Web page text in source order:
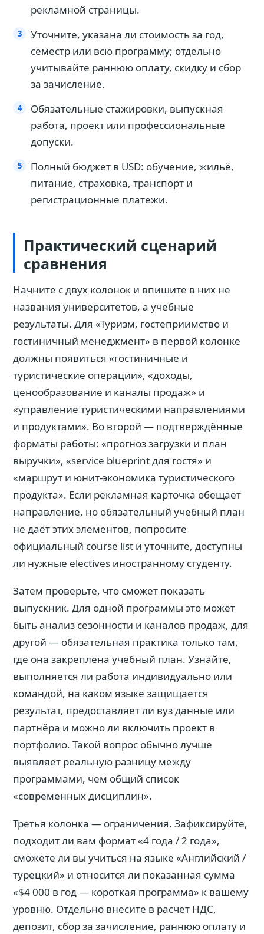
рекламной страницы.
Уточните, указана ли стоимость за год,
семестр или всю программу; отдельно
учитывайте раннюю оплату, скидку и сбор
за зачисление.
Обязательные стажировки, выпускная
работа, проект или профессиональные
допуски.
Полный бюджет в USD: обучение, жильё,
питание, страховка, транспорт и
регистрационные платежи.
Практический сценарий
сравнения
Начните с двух колонок и впишите в них не
названия университетов, а учебные
результаты. Для «Туризм, гостеприимство и
гостиничный менеджмент» в первой колонке
должны появиться «гостиничные и
туристические операции», «доходы,
ценообразование и каналы продаж» и
«управление туристическими направлениями
и продуктами». Во второй — подтверждённые
форматы работы: «прогноз загрузки и план
выручки», «service blueprint для гостя» и
«маршрут и юнит-экономика туристического
продукта». Если рекламная карточка обещает
направление, но обязательный учебный план
не даёт этих элементов, попросите
официальный course list и уточните, доступны
ли нужные electives иностранному студенту.
Затем проверьте, что сможет показать
выпускник. Для одной программы это может
быть анализ сезонности и каналов продаж, для
другой — обязательная практика только там,
где она закреплена учебный план. Узнайте,
выполняется ли работа индивидуально или
командой, на каком языке защищается
результат, предоставляет ли вуз данные или
партнёра и можно ли включить проект в
портфолио. Такой вопрос обычно лучше
выявляет реальную разницу между
программами, чем общий список
«современных дисциплин».
Третья колонка — ограничения. Зафиксируйте,
подходит ли вам формат «4 года / 2 года»,
сможете ли вы учиться на языке «Английский /
турецкий» и относится ли показанная сумма
«$4 000 в год — короткая программа» к вашему
уровню. Отдельно внесите в расчёт НДС,
депозит, сбор за зачисление, раннюю оплату и